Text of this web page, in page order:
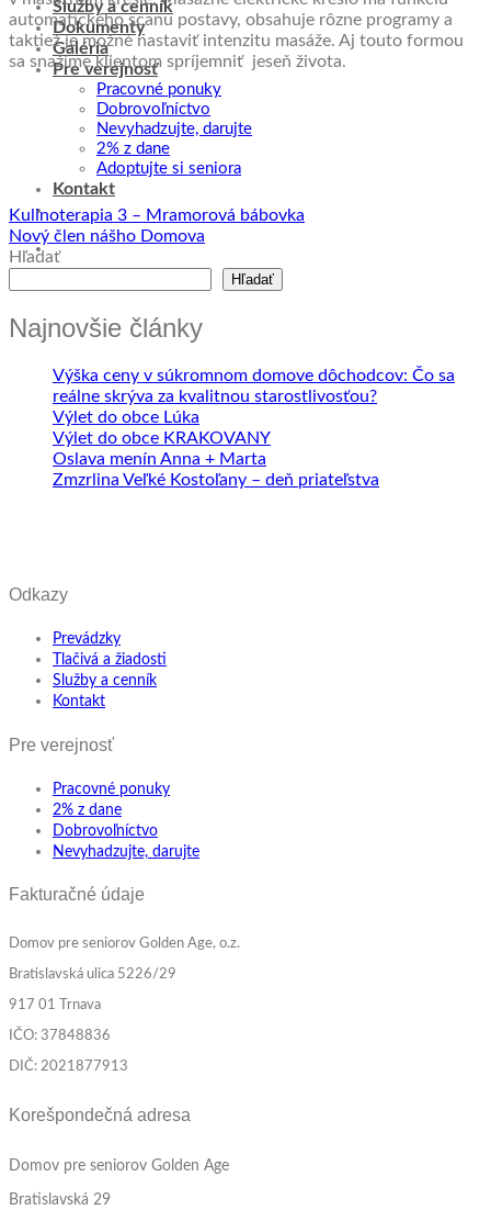
Služby a cenník
Dokumenty
Galéria
Pre verejnosť
Pracovné ponuky
Dobrovoľníctvo
Nevyhadzujte, darujte
2% z dane
Adoptujte si seniora
Kontakt
automatického scanu postavy, obsahuje rôzne programy a
taktiež je možné nastaviť intenzitu masáže. Aj touto formou
sa snažíme klientom spríjemniť jeseň života.
Kulinoterapia 3 – Mramorová bábovka
Nový člen nášho Domova
Hľadať
Hľadať
Najnovšie články
Výška ceny v súkromnom domove dôchodcov: Čo sa
reálne skrýva za kvalitnou starostlivosťou?
Výlet do obce Lúka
Výlet do obce KRAKOVANY
Oslava menín Anna + Marta
Zmzrlina Veľké Kostoľany – deň priateľstva
Odkazy
Prevádzky
Tlačivá a žiadosti
Služby a cenník
Kontakt
Pre verejnosť
Pracovné ponuky
2% z dane
Dobrovoľníctvo
Nevyhadzujte, darujte
Fakturačné údaje
Domov pre seniorov Golden Age, o.z.
Bratislavská ulica 5226/29
917 01 Trnava
IČO: 37848836
DIČ: 2021877913
Korešpondečná adresa
Domov pre seniorov Golden Age
Bratislavská 29